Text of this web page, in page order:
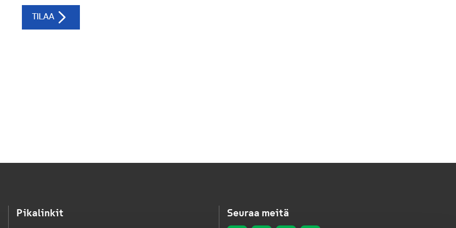
Pikalinkit Seuraa meitä